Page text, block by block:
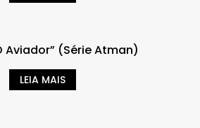
Aviador” (Série Atman)
LEIA MAIS